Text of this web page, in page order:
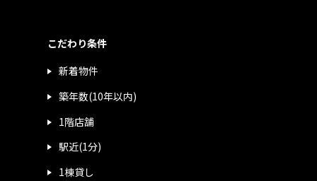
こだわり条件
新着物件
築年数(10年以内)
1階店舗
駅近(1分)
1棟貸し